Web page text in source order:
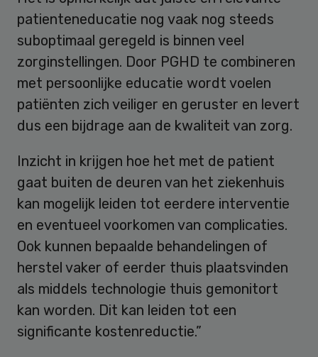
patienteneducatie nog vaak nog steeds
suboptimaal geregeld is binnen veel
zorginstellingen. Door PGHD te combineren
met persoonlijke educatie wordt voelen
patiënten zich veiliger en geruster en levert
dus een bijdrage aan de kwaliteit van zorg.
Inzicht in krijgen hoe het met de patient
gaat buiten de deuren van het ziekenhuis
kan mogelijk leiden tot eerdere interventie
en eventueel voorkomen van complicaties.
Ook kunnen bepaalde behandelingen of
herstel vaker of eerder thuis plaatsvinden
als middels technologie thuis gemonitort
kan worden. Dit kan leiden tot een
significante kostenreductie.”